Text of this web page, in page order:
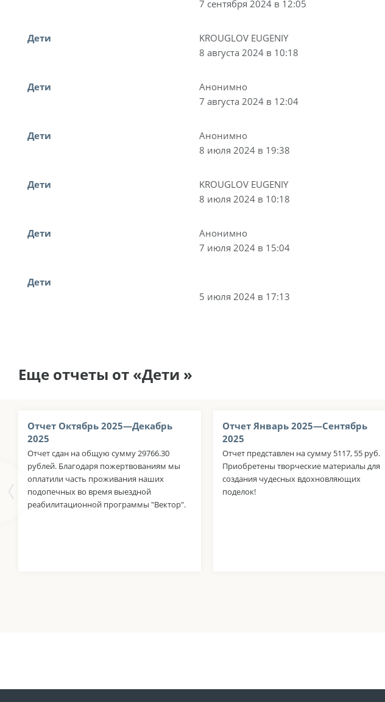
7 сентября 2024 в 12:05
Дети
KROUGLOV EUGENIY
8 августа 2024 в 10:18
Дети
Анонимно
7 августа 2024 в 12:04
Дети
Анонимно
8 июля 2024 в 19:38
Дети
KROUGLOV EUGENIY
8 июля 2024 в 10:18
Дети
Анонимно
7 июля 2024 в 15:04
Дети
5 июля 2024 в 17:13
Еще отчеты от «Дети »
Отчет Октябрь 2025—Декабрь
2025
Отчет сдан на общую сумму 29766.30
рублей. Благодаря пожертвованиям мы
оплатили часть проживания наших
подопечных во время выездной
реабилитационной программы "Вектор".
Отчет Январь 2025—Сентябрь
2025
Отчет представлен на сумму 5117, 55 руб.
Приобретены творческие материалы для
создания чудесных вдохновляющих
поделок!